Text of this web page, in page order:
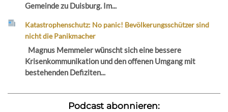
Gemeinde zu Duisburg. Im...
Katastrophenschutz: No panic! Bevölkerungsschützer sind
nicht die Panikmacher
Magnus Memmeler wünscht sich eine bessere
Krisenkommunikation und den offenen Umgang mit
bestehenden Defiziten...
Podcast abonnieren: